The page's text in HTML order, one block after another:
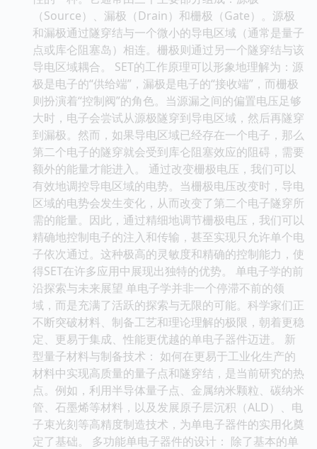
（Source）、漏极（Drain）和栅极（Gate）。源极
和漏极通过隧穿结与一个微小的导电区域（通常是量子
点或库仑阻塞岛）相连。栅极则通过另一个隧穿结与该
导电区域耦合。 SET的工作原理可以形象地理解为：源
极是电子的“供给端”，漏极是电子的“接收端”，而栅极
则扮演着“控制阀”的角色。当源漏之间的偏置电压足够
大时，电子会尝试从源极隧穿到导电区域，然后再隧穿
到漏极。然而，如果导电区域已经存在一个电子，那么
第二个电子的隧穿就会受到库仑阻塞效应的阻碍，需要
额外的能量才能进入。 通过改变栅极电压，我们可以
有效地调控导电区域的电势。当栅极电压改变时，导电
区域的电势会发生变化，从而改变了第二个电子隧穿所
需的能量。因此，通过精细地调节栅极电压，我们可以
精确地控制电子的注入和传输，甚至实现只允许单个电
子依次通过。这种极高的灵敏度和精确的控制能力，使
得SET在许多应用中展现出独特的优势。 单电子学的前
沿探索与未来展望 单电子学并非一个停滞不前的领
域，而是充满了活跃的探索与无限的可能。科学家们正
不断突破材料、制备工艺和理论理解的极限，朝着更稳
定、更易于集成、性能更优越的单电子器件迈进。 新
型量子材料与制备技术： 如何在更易于工业化生产的
材料中实现高质量的量子点和隧穿结，是当前研究的热
点。例如，利用半导体量子点、金属纳米颗粒、碳纳米
管、石墨烯等材料，以及发展原子层沉积（ALD）、电
子束光刻等高精度制造技术，为单电子器件的实用化奠
定了基础。 多功能单电子器件的设计： 除了基本的单